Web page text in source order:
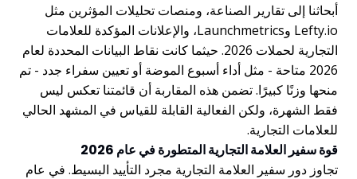
أبحاثنا إلى تقارير الصناعة، ومنصات تحليلات المؤثرين مثل
Lefty.io وLaunchmetrics، والإعلانات المؤكدة للعلامات
التجارية لحملات 2026. حيثما كانت نقاط البيانات المحددة لعام
2026 متاحة - مثل أداء أسبوع الموضة أو تعيين سفراء جدد - تم
منحها وزنًا كبيرًا. تضمن هذه المقاربة أن قائمتنا تعكس ليس
فقط الشهرة، ولكن الفعالية القابلة للقياس في المشهد الحالي
للعلامات التجارية.
قوة سفير العلامة التجارية المتطورة في عام 2026
تجاوز دور سفير العلامة التجارية مجرد التأييد البسيط. في عام